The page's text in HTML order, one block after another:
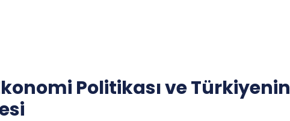
Politikası ve Türkiyenin